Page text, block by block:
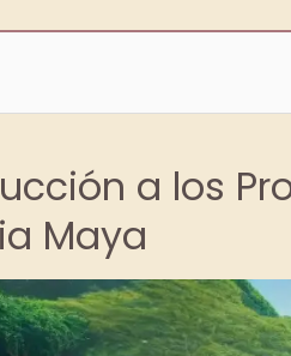
a los
Maya